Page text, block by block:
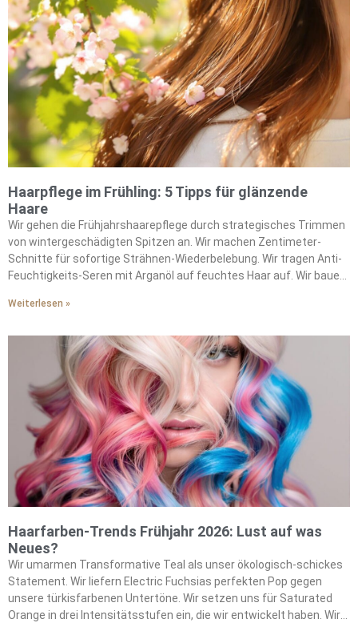
anzukämpfen. Wir zaubern begehrte sonnengeküsste Looks mit
sanften Bronde-Highlights. Wir fügen Wärme durch satte
Schokoladentöne hinzu. Wir kombinieren entspannte Styles mit
Netzbaretts für Raffinesse. Wir integrieren Statement-Schals für
Pariser Eleganz. Wir brauchen minimalen Morgenaufwand bei
maximaler Wirkung.
Haarpflege im Frühling: 5 Tipps für glänzende
Haare
Wir gehen die Frühjahrshaarepflege durch strategisches Trimmen
von wintergeschädigten Spitzen an. Wir machen Zentimeter-
Schnitte für sofortige Strähnen-Wiederbelebung. Wir tragen Anti-
Feuchtigkeits-Seren mit Arganöl auf feuchtes Haar auf. Wir bauen
machen wöchentliche Kopfhaut-Peelings, um
statt Hitzestyling, um die natürliche Feuchtigkeit zu bewahren. Wir
verwenden Vor-Färbung-Pflegemasken vor saisonalen
Farbveränderungen. Wir stärken unsere Strähnen durch
Tiefenpflegebehandlungen. Wir bekämpfen Frizz mit ölbasierten
Schutzbarrieren. Wir erhalten die Haargesundheit durch
konsequente feuchtigkeitsbewahrende Praktiken.
Weiterlesen »
Haarfarben-Trends Frühjahr 2026: Lust auf was
Neues?
Wir umarmen Transformative Teal als unser ökologisch-schickes
Statement. Wir liefern Electric Fuchsias perfekten Pop gegen
unsere türkisfarbenen Untertöne. Wir setzen uns für Saturated
Orange in drei Intensitätsstufen ein, die wir entwickelt haben. Wir